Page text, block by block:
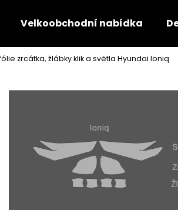
Velkoobchodní nabídka
zrcátka, žlábky klik a světla Hyundai Ioniq
Co potřebujete najít?
Doporučujeme